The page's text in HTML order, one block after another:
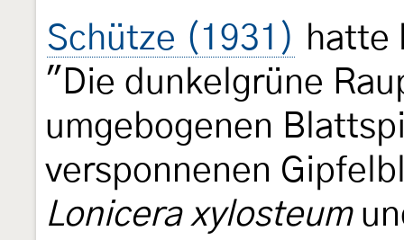
Schütze (1931) hatte
"Die dunkelgrüne
umgebogenen
versponnenen
Lonicera xylosteum